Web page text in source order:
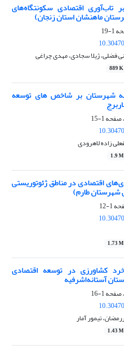
تاب‌‌آوری اقتصادی سکونتگاه‌‌های
ماهنشان استان زنجان)
1-19
فضلی، ژیلا سجادی، مهدی چراغی
889 K
شهرستان بر شاخص های توسعه
1-15
زاده لاهرودی
1.9 M
اقتصادی در مناطق ژئوتوریستی
شهرستان طارم)
1-12
1.73 M
کشاورزی در توسعه اقتصادی
آستانه‌اشرفیه
1-16
تیمور آمار
1.43 M